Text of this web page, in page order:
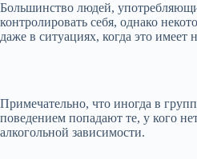
Большинство людей,
контролировать себя, однако
даже в ситуациях, когда это имеет
Примечательно, что иногда в
поведением попадают те, у кого
алкогольной зависимости.